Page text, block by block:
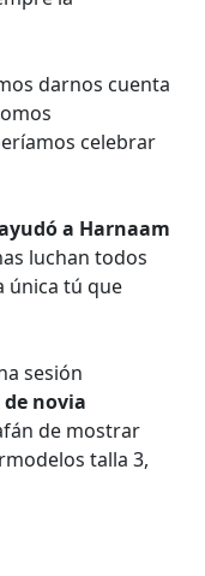
darnos cuenta
celebrar
a Harnaam
luchan todos
única tú que
sesión
novia
de mostrar
talla 3,